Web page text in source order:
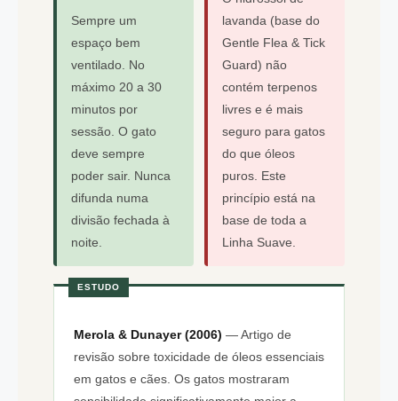
Sempre um
espaço bem
ventilado. No
máximo 20 a 30
minutos por
sessão. O gato
deve sempre
poder sair. Nunca
difunda numa
divisão fechada à
noite.
lavanda (base do
Gentle Flea & Tick
Guard) não
contém terpenos
livres e é mais
seguro para gatos
do que óleos
puros. Este
princípio está na
base de toda a
Linha Suave.
ESTUDO
Merola & Dunayer (2006) — Artigo de
revisão sobre toxicidade de óleos essenciais
em gatos e cães. Os gatos mostraram